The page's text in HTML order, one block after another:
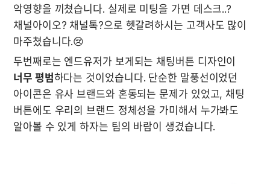
악영향을 끼쳤습니다. 실제로 미팅을 가면 데스크..?
채널아이오? 채널톡?으로 헷갈려하시는 고객사도 많이
마주쳤습니다.😢
너무 평범하다는 것이었습니다. 단순한 말풍선이었던
아이콘은 유사 브랜드와 혼동되는 문제가 있었고, 채팅
버튼에도 우리의 브랜드 정체성을 가미해서 누가봐도
알아볼 수 있게 하자는 팀의 바람이 생겼습니다.